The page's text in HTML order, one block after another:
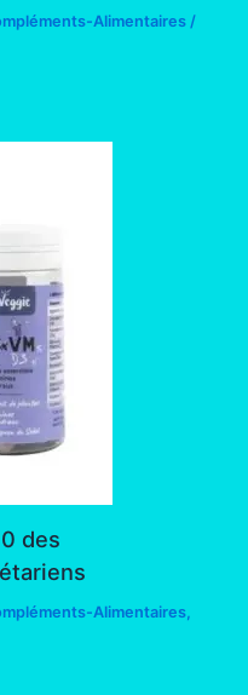
Alimentaires/
des
Alimentaires,